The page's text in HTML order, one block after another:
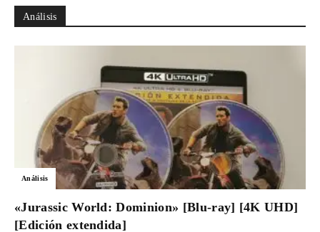
Análisis
Análisis
«Jurassic World: Dominion» [Blu-ray] [4K UHD]
[Edición extendida]